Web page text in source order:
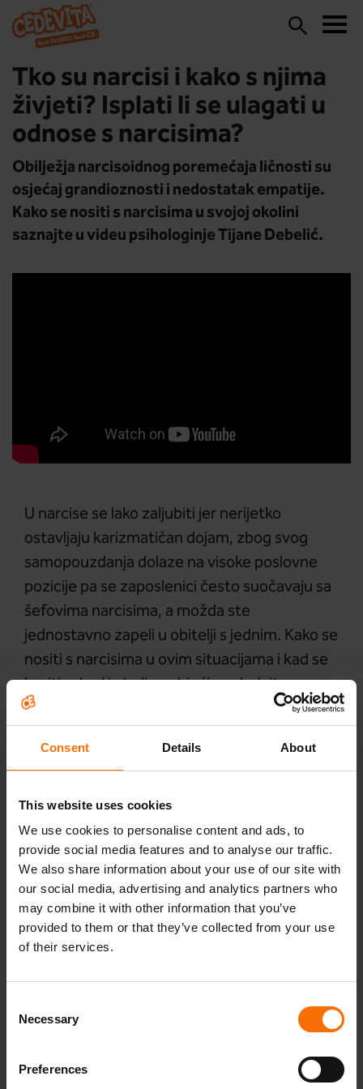
Consent Details About
This website uses cookies
We use cookies to personalise content and ads, to
provide social media features and to analyse our traffic.
We also share information about your use of our site with
our social media, advertising and analytics partners who
may combine it with other information that you’ve
provided to them or that they’ve collected from your use
of their services.
Selection
Necessary
Preferences
Budi TU. Budi CE.
Instagram
Tko su narcisi i kako s njima
živjeti? Isplati li se ulagati u
odnose s narcisima?
Obilježja narcisoidnog poremećaja ličnosti su
osjećaj grandioznosti i nedostatak empatije.
Kako se nositi s narcisima u svojoj okolini
saznajte u videu psihologinje Tijane Debelić.
U narcise se lako zaljubiti jer nerijetko
ostavljaju karizmatičan dojam, zbog svog
samopouzdanja dolaze na visoke poslovne
pozicije pa se zaposlenici često suočavaju sa
šefovima narcisima, a možda ste
jednostavno zapeli u obitelji s jednim. Kako se
nositi s narcisima u ovim situacijama i kad se
boriti, a kad je bolje pobjeći pogledajte u
videu.
Ono što uvijek treba imati na umu jeste da su
zbog svoje grandioznosti i manipulativne
naravi vole mijenjati sve oko sebe i s time se
nije lako nositi. Važno je zadržati staloženost
i samopouzdanje, a najgore što možete
učiniti jeste natjecati se s njima i dolaziti u
sukobe. Narcis će uvijek sebe doživljavati kao
narcisom u poslovnom odnosu pazite da
uvijek i o svemu budete jako dobro
informirani, da vodite detaljnu evidenciju i
oslanjate se na činjenice. Više detalja u videu.